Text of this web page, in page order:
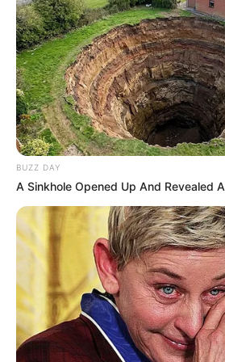
eingetragen werden. Hierzu unsere
geordneteÜbersicht zu allen
Städtenaufrufen, den
entsprechende Stadtregion
unteren Bereich in das Formular
Ihren Eintrag nach entsprechender
Umkreissuche veröffentlichen.
kostenloseEintragen von
In Neumarkt i. d. Oberpfalz,
insbesondere aber im Umkreis und
Neumarkt i. d. Oberpfalz, Postbauer-
es eine Menge an Ausflugszielen,
Touristenattraktionen und
natürlich auch für ganz
Urlaubs- und Ausflugsgebieten. Zu
Touristenattraktionen gehören
Kinderausflugsziele, Zooparks,
BUZZ DAY
A Sinkhole Opened Up And Revealed